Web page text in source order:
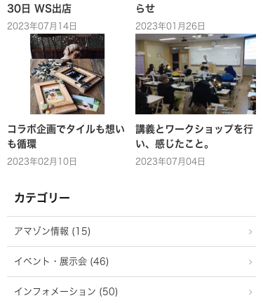
30日 WS出店
2023年07月14日
らせ
2023年01月26日
コラボ企画でタイルも想い
も循環
2023年02月10日
講義とワークショップを行
い、感じたこと。
2023年07月04日
カテゴリー
アマゾン情報 (15)
イベント・展示会 (46)
インフォメーション (50)